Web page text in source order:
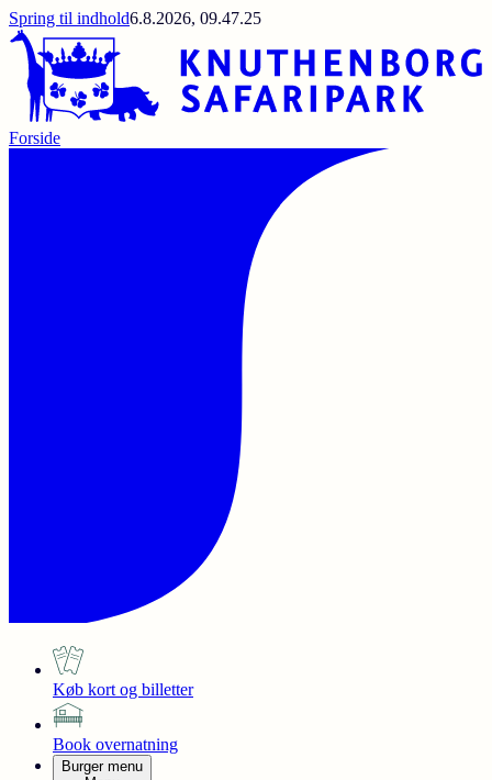
Spring til indhold6.8.2026, 09.47.25
Forside
Køb kort og billetter
Book overnatning
Burger menu